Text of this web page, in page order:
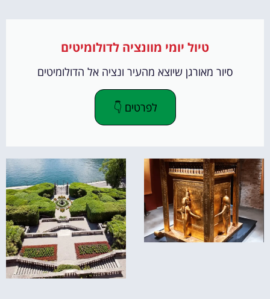
טיול יומי מוונציה לדולומיטים
סיור מאורגן שיוצא מהעיר ונציה אל הדולומיטים
לפרטים 👇